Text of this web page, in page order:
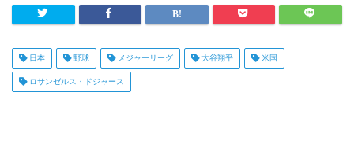
日本 野球 メジャーリーグ 大谷翔平 米国
ロサンゼルス・ドジャース